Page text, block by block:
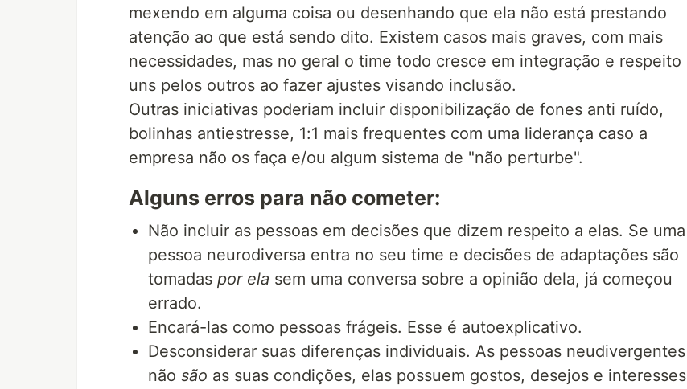
mexendo em alguma coisa ou desenhando que ela não está prestando
atenção ao que está sendo dito. Existem casos mais graves, com mais
necessidades, mas no geral o time todo cresce em integração e respeito
uns pelos outros ao fazer ajustes visando inclusão.
Outras iniciativas poderiam incluir disponibilização de fones anti ruído,
bolinhas antiestresse, 1:1 mais frequentes com uma liderança caso a
empresa não os faça e/ou algum sistema de "não perturbe".
Alguns erros para não cometer:
Não incluir as pessoas em decisões que dizem respeito a elas. Se uma
pessoa neurodiversa entra no seu time e decisões de adaptações são
tomadas por ela sem uma conversa sobre a opinião dela, já começou
errado.
Encará-las como pessoas frágeis. Esse é autoexplicativo.
Desconsiderar suas diferenças individuais. As pessoas neudivergentes
não são as suas condições, elas possuem gostos, desejos e interesses